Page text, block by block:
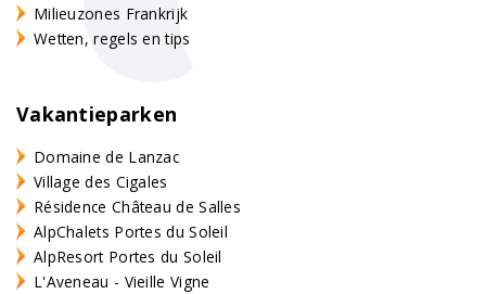
Milieuzones Frankrijk
Wetten, regels en tips
Vakantieparken
Domaine de Lanzac
Village des Cigales
Résidence Château de Salles
AlpChalets Portes du Soleil
AlpResort Portes du Soleil
L'Aveneau - Vieille Vigne